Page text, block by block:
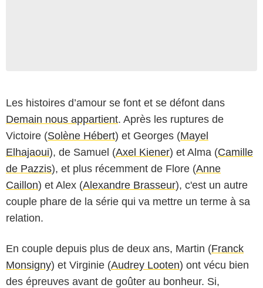
Les histoires d’amour se font et se défont dans
Demain nous appartient. Après les ruptures de
Victoire (Solène Hébert) et Georges (Mayel
Elhajaoui), de Samuel (Axel Kiener) et Alma (Camille
de Pazzis), et plus récemment de Flore (Anne
Caillon) et Alex (Alexandre Brasseur), c'est un autre
couple phare de la série qui va mettre un terme à sa
relation.
En couple depuis plus de deux ans, Martin (Franck
Monsigny) et Virginie (Audrey Looten) ont vécu bien
des épreuves avant de goûter au bonheur. Si,